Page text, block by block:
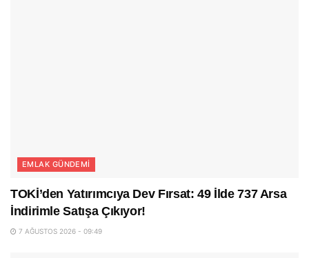
EMLAK GÜNDEMI
TOKİ’den Yatırımcıya Dev Fırsat: 49 İlde 737 Arsa
İndirimle Satışa Çıkıyor!
7 AĞUSTOS 2026 - 09:49